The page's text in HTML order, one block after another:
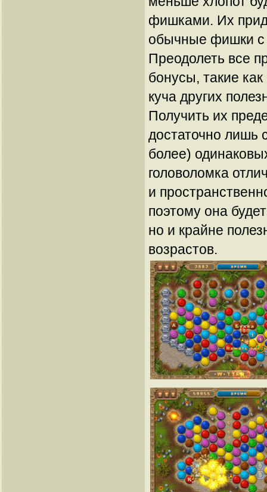
фишками. Их
обычные фишки
Преодолеть все
бонусы, такие
куча других
Получить их
достаточно лишь
более)
головоломка
и
поэтому она
но и крайне
возрастов.